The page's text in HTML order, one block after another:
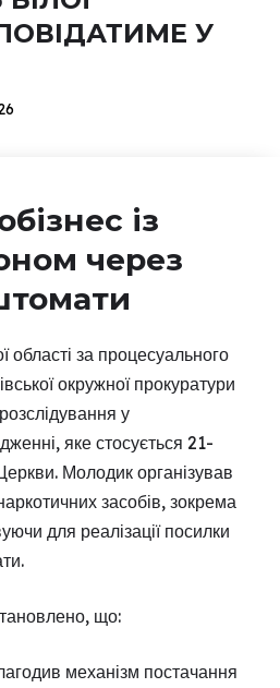
У
із
через
області за процесуального
окружної прокуратури
у
яке стосується 21-
Молодик організував
засобів, зокрема
для реалізації посилки
що:
механізм постачання